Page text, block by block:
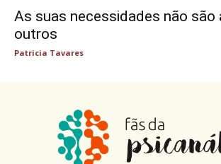
As suas necessidades não são
outros
Patricia Tavares